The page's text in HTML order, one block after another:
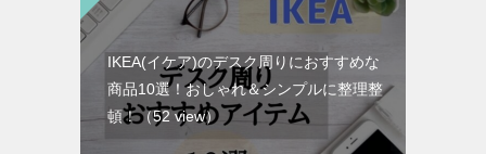
IKEA(イケア)のデスク周りにおすすめな
商品10選！おしゃれ＆シンプルに整理整
頓！（52 view）